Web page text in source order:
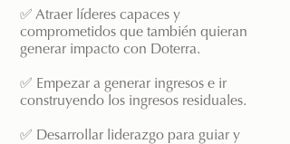
✅ Atraer líderes capaces y
comprometidos que también quieran
generar impacto con Doterra.
✅ Empezar a generar ingresos e ir
construyendo los ingresos residuales.
✅ Desarrollar liderazgo para guiar y